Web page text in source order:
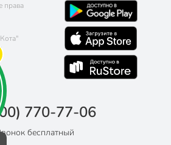
права
770-77-06
бесплатный